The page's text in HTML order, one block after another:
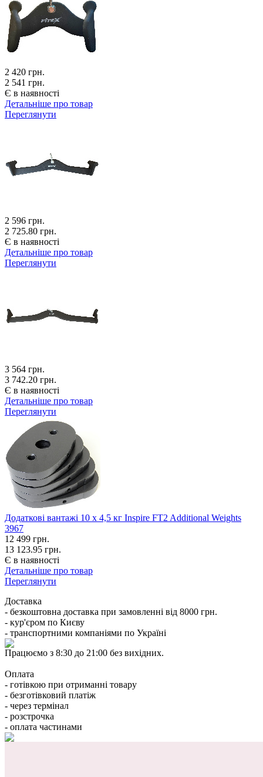
2 420 грн.
2 541 грн.
Є в наявності
Детальніше про товар
Переглянути
2 596 грн.
2 725.80 грн.
Є в наявності
Детальніше про товар
Переглянути
3 564 грн.
3 742.20 грн.
Є в наявності
Детальніше про товар
Переглянути
Додаткові вантажі 10 x 4,5 кг Inspire FT2 Additional Weights
3967
12 499 грн.
13 123.95 грн.
Є в наявності
Детальніше про товар
Переглянути
Доставка
- безкоштовна доставка при замовленні від 8000 грн.
- кур'єром по Києву
- транспортними компаніями по Україні
Працюємо з 8:30 до 21:00 без вихідних.
Оплата
- готівкою при отриманні товару
- безготівковий платіж
- через термінал
- розстрочка
- оплата частинами